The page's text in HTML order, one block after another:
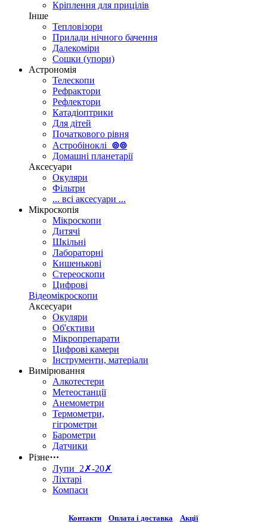
Кріплення для прицілів
Інше
Тепловізори
Прилади нічного бачення
Далекоміри
Сошки (упори)
Астрономія
Телескопи
Рефрактори
Рефлектори
Катадіоптрики
Для дітей
Початкового рівня
Астробіноклі ⊚⊚
Домашні планетарії
Аксесуари
Окуляри
Фільтри
... всі аксесуари ...
Мікроскопія
Мікроскопи
Дитячі
Шкільні
Лабораторні
Кишенькові
Стереоскопи
Цифрові
Відеомікроскопи
Аксесуари
Окуляри
Об'єктиви
Мікропрепарати
Цифрові камери
Інструменти, матеріали
Вимірювання
Алкотестери
Метеостанції
Анемометри
Термометри,
гігрометри
Барометри
Датчики
Різне⋯
Лупи 2✗-20✗
Ліхтарі
Компаси
Контакти Оплата і доставка Акції